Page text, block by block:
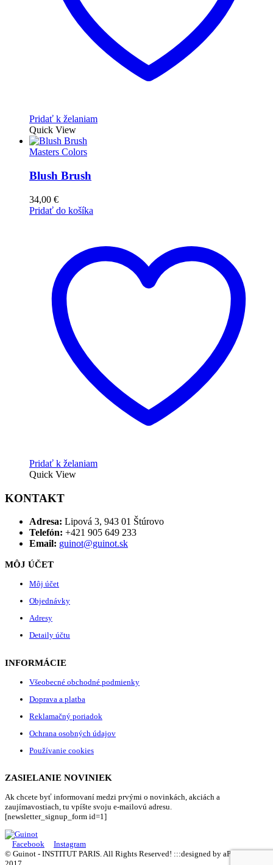
Pridať k želaniam
Quick View
Masters Colors
Blush Brush
34,00 €
Pridať do košíka
Pridať k želaniam
Quick View
KONTAKT
Adresa: Lipová 3, 943 01 Štúrovo
Telefón: +421 905 649 233
Email: guinot@guinot.sk
MÔJ ÚČET
Môj účet
Objednávky
Adresy
Detaily účtu
INFORMÁCIE
Všeobecné obchodné podmienky
Doprava a platba
Reklamačný poriadok
Ochrana osobných údajov
Používanie cookies
ZASIELANIE NOVINIEK
Ak chcete byť informovaní medzi prvými o novinkách, akciách a
zaujímavostiach, tu vpíšte svoju e-mailovú adresu.
[newsletter_signup_form id=1]
Facebook
Instagram
© Guinot - INSTITUT PARIS. All Rights Reserved! :::designed by aPRimage,